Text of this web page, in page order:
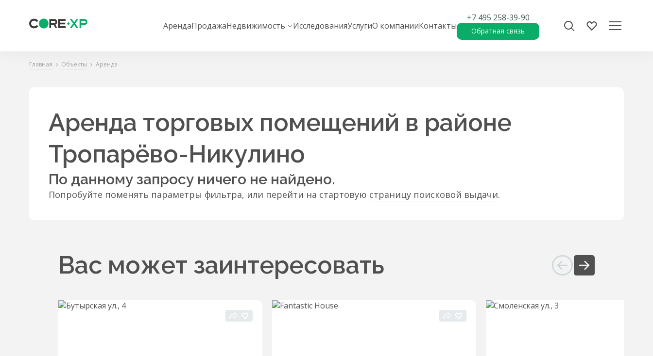
АрендаПродажаНедвижимость ИсследованияУслугиО компанииКонтакты
+7 495 258-39-90
Обратная связь
Главная Объекты Аренда
Аренда торговых помещений в районе
Тропарёво-Никулино
По данному запросу ничего не найдено.
Попробуйте поменять параметры фильтра, или перейти на стартовую страницу поисковой выдачи.
Вас может заинтересовать